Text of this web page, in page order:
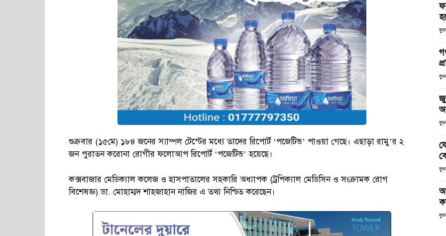
শুক্রবার (১৫মে) ১৮৪ জনের স্যাম্পল টেস্টের মধ্যে তাদের রিপোর্ট ‘পজেটিভ’ পাওয়া গেছে। এছাড়া রামু’র ২
জন পুরাতন করোনা রোগীর ফলোআপ রিপোর্ট ‘পজেটিভ’ হয়েছে।
কক্সবাজার মেডিক্যাল কলেজ ও হাসপাতালের সহকারি অধ্যাপক (ট্রপিক্যাল মেডিসিন ও সংক্রামক রোগ
বিশেষজ্ঞ) ডা. মোহাম্মদ শাহজাহান নাজির এ তথ্য নিশ্চিত করেছেন।